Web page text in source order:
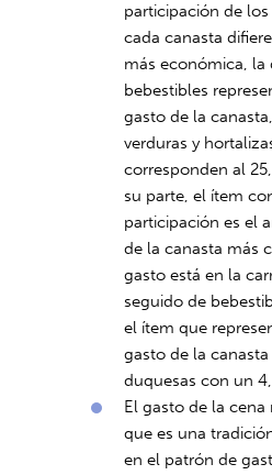
participación de
cada canasta
más económica, la
bebestibles
gasto de la
verduras y
corresponden al
su parte, el ítem
participación es el
de la canasta más
gasto está en la
seguido de
el ítem que
gasto de la
duquesas con un
El gasto de la cena
que es una
en el patrón de